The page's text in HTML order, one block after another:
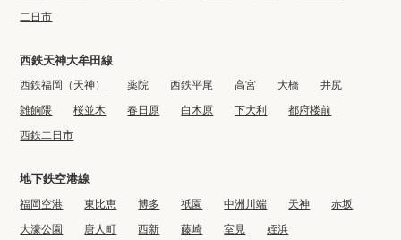
二日市
西鉄天神大牟田線
西鉄福岡（天神） 薬院 西鉄平尾 高宮 大橋
井尻
雑餉隈
桜並木 春日原 白木原 下大利
都府楼前
西鉄二日市
地下鉄空港線
福岡空港 東比恵 博多 祇園 中洲川端 天神
赤坂
大濠公園
唐人町 西新 藤崎 室見 姪浜